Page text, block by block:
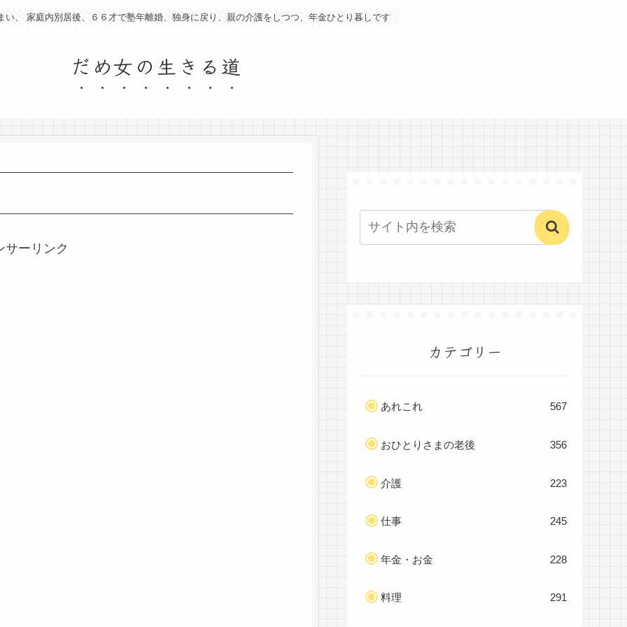
い、 家庭内別居後、６６才で塾年離婚、独身に戻り、親の介護をしつつ、年金ひとり暮しです
だめ女の生きる道
サーリンク
カテゴリー
あれこれ 567
おひとりさまの老後 356
介護 223
仕事 245
年金・お金 228
料理 291